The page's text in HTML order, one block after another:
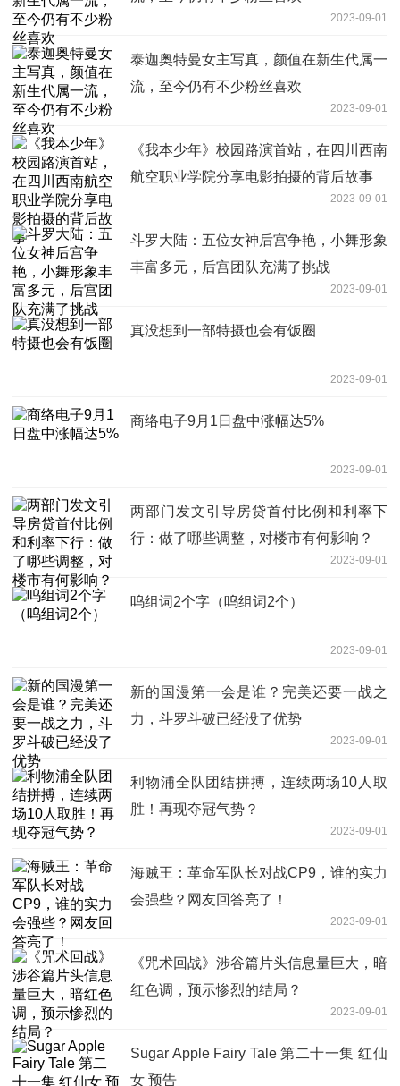
2023-09-01
泰迦奥特曼女主写真，颜值在新生代属一
流，至今仍有不少粉丝喜欢
2023-09-01
《我本少年》校园路演首站，在四川西南
航空职业学院分享电影拍摄的背后故事
2023-09-01
斗罗大陆：五位女神后宫争艳，小舞形象
丰富多元，后宫团队充满了挑战
2023-09-01
真没想到一部特摄也会有饭圈
2023-09-01
商络电子9月1日盘中涨幅达5%
2023-09-01
两部门发文引导房贷首付比例和利率下
行：做了哪些调整，对楼市有何影响？
2023-09-01
呜组词2个字（呜组词2个）
2023-09-01
新的国漫第一会是谁？完美还要一战之
力，斗罗斗破已经没了优势
2023-09-01
利物浦全队团结拼搏，连续两场10人取
胜！再现夺冠气势？
2023-09-01
海贼王：革命军队长对战CP9，谁的实力
会强些？网友回答亮了！
2023-09-01
《咒术回战》涉谷篇片头信息量巨大，暗
红色调，预示惨烈的结局？
2023-09-01
Sugar Apple Fairy Tale 第二十一集 红仙
女 预告